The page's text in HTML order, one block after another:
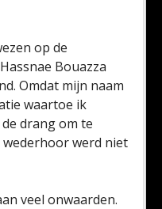
op de
Bouazza
Omdat mijn naam
waartoe ik
drang om te
wederhoor werd niet
veel onwaarden.